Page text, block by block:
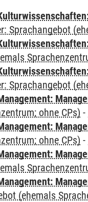
Sprachangebot
Sprachangebot
ohne CPs) -
ohne CPs) -
(ehemals